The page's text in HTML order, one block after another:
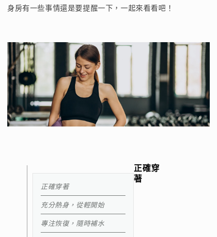
身房有一些事情還是要提醒一下，一起來看看吧！
正確穿著
充分熱身，從輕開始
專注恢復，隨時補水
正確穿
著